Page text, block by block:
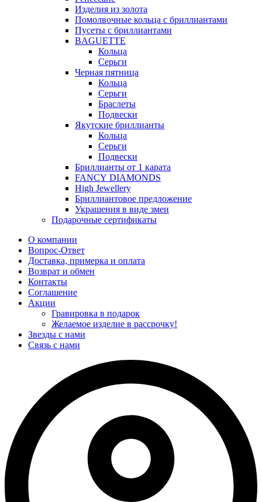
Изделия из золота
Помолвочные кольца с бриллиантами
Пусеты с бриллиантами
BAGUETTE
Кольца
Серьги
Черная пятница
Кольца
Серьги
Браслеты
Подвески
Якутские бриллианты
Кольца
Серьги
Подвески
Бриллианты от 1 карата
FANCY DIAMONDS
High Jewellery
Бриллиантовое предложение
Украшения в виде змеи
Подарочные сертификаты
О компании
Вопрос-Ответ
Доставка, примерка и оплата
Возврат и обмен
Контакты
Соглашение
Акции
Гравировка в подарок
Желаемое изделие в рассрочку!
Звезды с нами
Связь с нами